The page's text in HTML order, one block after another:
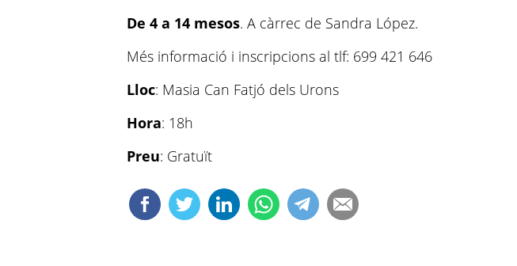
De 4 a 14 mesos. A càrrec de Sandra López.
Més informació i inscripcions al tlf: 699 421 646
Lloc: Masia Can Fatjó dels Urons
Hora: 18h
Preu: Gratuït